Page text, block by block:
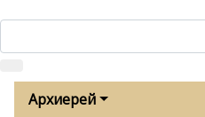
Архиерей